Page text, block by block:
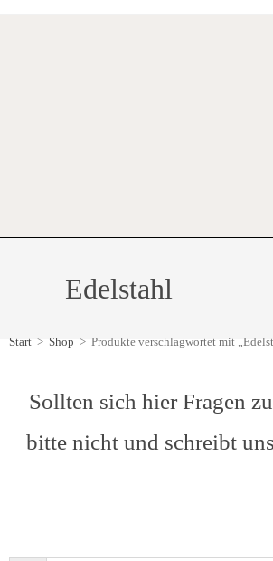
Edelstahl
Start > Shop > Produkte verschlagwortet mit
Sollten sich hier Fragen
bitte nicht und schreibt